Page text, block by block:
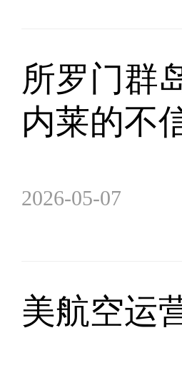
所罗门群
内莱的不
2026-05-07
美航空运